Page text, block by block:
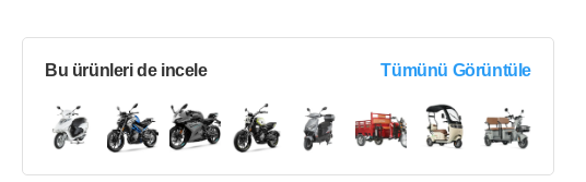
Bu ürünleri de incele Tümünü Görüntüle